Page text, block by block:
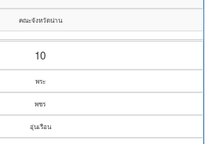
คณะจังหวัดน่าน
10
พระ
พชร
อุ่นเรือน